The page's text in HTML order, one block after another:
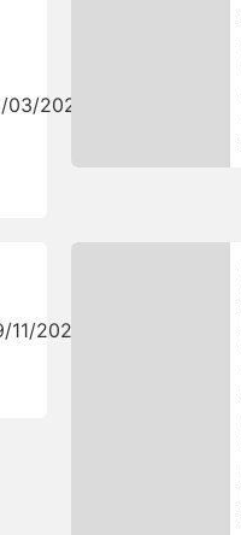
03/2026
11/2025